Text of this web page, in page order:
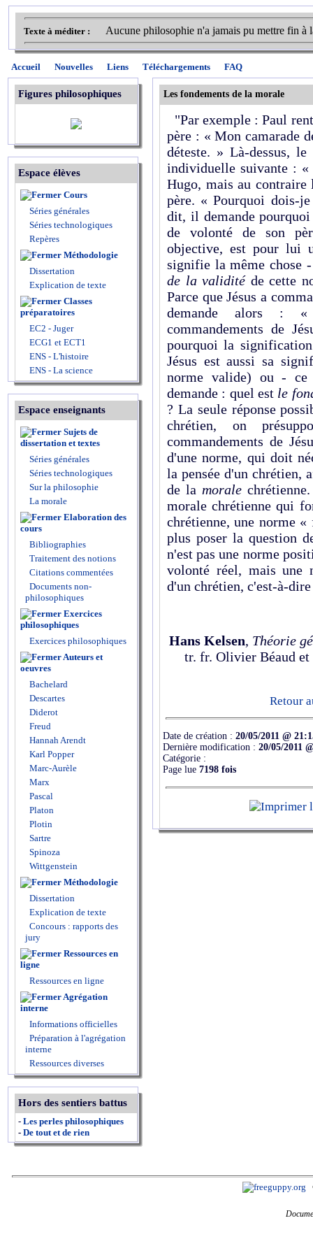
Texte à méditer : Aucune philosophie n'a jamais pu mettre fin à
Accueil Nouvelles Liens Téléchargements FAQ
Figures philosophiques
Espace élèves
Cours
Séries générales
Séries technologiques
Repères
Méthodologie
Dissertation
Explication de texte
Classes
préparatoires
EC2 - Juger
ECG1 et ECT1
ENS - L'histoire
ENS - La science
Espace enseignants
Sujets de
dissertation et textes
Séries générales
Séries technologiques
Sur la philosophie
La morale
Elaboration des
cours
Bibliographies
Traitement des notions
Citations commentées
Documents non-
philosophiques
Exercices
philosophiques
Exercices philosophiques
Auteurs et
oeuvres
Bachelard
Descartes
Diderot
Freud
Hannah Arendt
Karl Popper
Marc-Aurèle
Marx
Pascal
Platon
Plotin
Sartre
Spinoza
Wittgenstein
Méthodologie
Dissertation
Explication de texte
Concours : rapports des
jury
Ressources en
ligne
Ressources en ligne
Agrégation
interne
Informations officielles
Préparation à l'agrégation
interne
Ressources diverses
Hors des sentiers battus
- Les perles philosophiques
- De tout et de rien
Les fondements de la morale
"Par exemple : Paul
père : « Mon camarade
déteste. » Là-dessus,
individuelle suivante : «
Hugo, mais au contraire
père. « Pourquoi dois-
dit, il demande
de volonté de son
objective, est pour lui
signifie la même chose
de la validité de cette
Parce que Jésus a
demande alors :
commandements de
pourquoi la
Jésus est aussi sa
norme valide) ou -
demande : quel est le
? La seule réponse
chrétien, on
commandements de
d'une norme, qui doit
la pensée d'un chrétien,
de la morale
morale chrétienne qui
chrétienne, une norme
plus poser la question
n'est pas une norme
volonté réel, mais une
d'un chrétien, c'est-à-
Hans Kelsen, Théorie
tr. fr. Olivier Béaud et
Retour
Date de création : 20/05/2011 @
Dernière modification : 20/05/2011
Catégorie :
Page lue 7198 fois